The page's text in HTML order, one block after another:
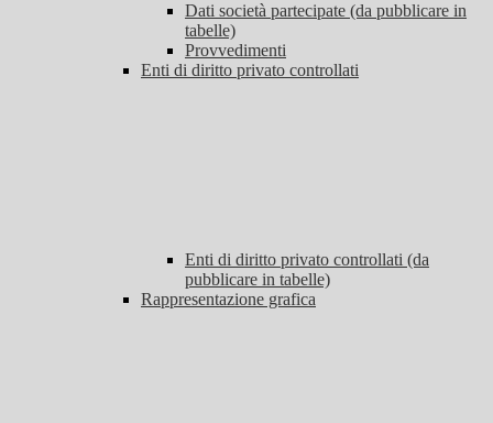
Dati società partecipate (da pubblicare in
tabelle)
Provvedimenti
Enti di diritto privato controllati
Enti di diritto privato controllati (da
pubblicare in tabelle)
Rappresentazione grafica